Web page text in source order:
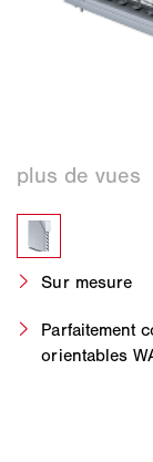
Sur mesure
Parfaitement
orientables